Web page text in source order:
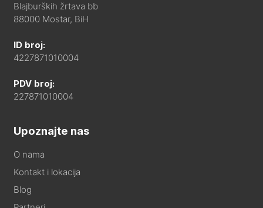
Blajburških žrtava bb
88000 Mostar, BiH
ID broj:
4227871010004
PDV broj:
227871010004
Upoznajte nas
O nama
Kontakt i lokacija
Blog